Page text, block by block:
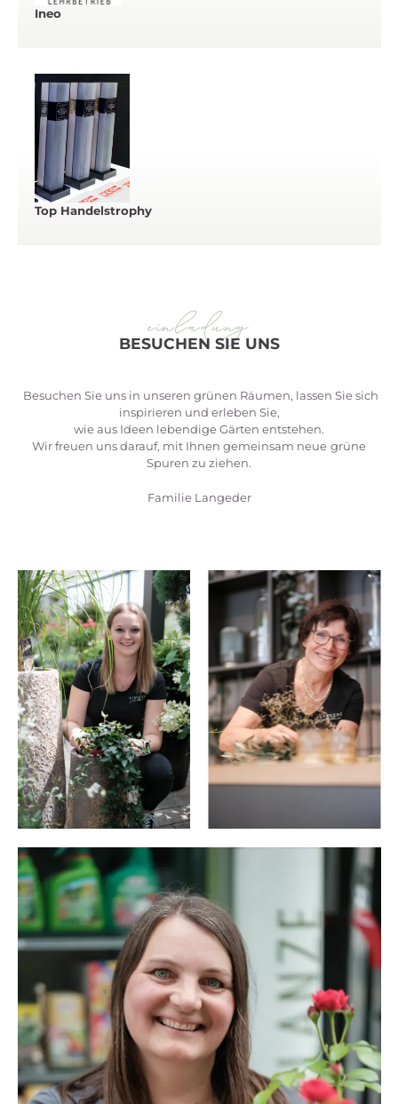
Ineo
Top Handelstrophy
einladung
BESUCHEN SIE UNS
Besuchen Sie uns in unseren grünen Räumen, lassen Sie sich
inspirieren und erleben Sie,
wie aus Ideen lebendige Gärten entstehen.
Wir freuen uns darauf, mit Ihnen gemeinsam neue grüne
Spuren zu ziehen.
Familie Langeder